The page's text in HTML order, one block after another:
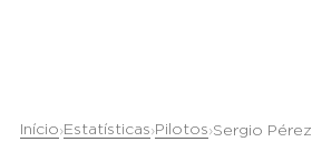
Início›Estatísticas›Pilotos›Sergio Pérez